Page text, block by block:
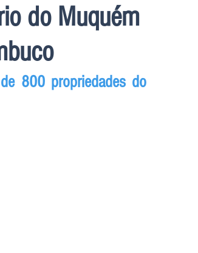
do Muquém
800 propriedades do